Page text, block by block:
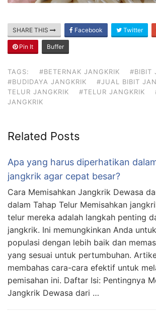
SHARE THIS Facebook Twitter
Pin It Buffer
TAGS: #BETERNAK JANGKRIK
#BIBIT
#BUDIDAYA JANGKRIK
#JUAL BIBIT
TELUR JANGKRIK
#TELUR JANGKRIK
JANGKRIK
Related Posts
Apa yang harus diperhatikan
jangkrik agar cepat besar?
Cara Memisahkan Jangkrik Dewasa
dalam Tahap Telur Memisahkan
telur mereka adalah langkah penting
jangkrik. Ini memungkinkan Anda
populasi dengan lebih baik dan
yang sesuai untuk pertumbuhan.
membahas cara-cara efektif untuk
pemisahan ini. Daftar Isi: Pentingnya
Jangkrik Dewasa dari …